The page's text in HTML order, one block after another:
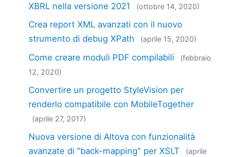
XBRL nella versione 2021
(ottobre 14, 2020)
Crea report XML avanzati con il nuovo
strumento di debug XPath
(aprile 15, 2020)
Come creare moduli PDF compilabili
(febbraio
12, 2020)
Convertire un progetto StyleVision per
renderlo compatibile con MobileTogether
(aprile 27, 2017)
Nuova versione di Altova con funzionalità
avanzate di "back-mapping" per XSLT
(aprile